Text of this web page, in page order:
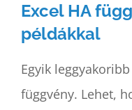
E-
Excel HA
példákkal
Egyik
függvény. Lehet,